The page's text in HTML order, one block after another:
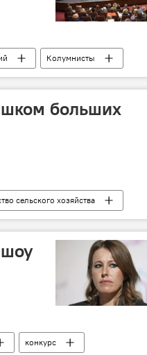
Колумнисты
больших
сельского хозяйства
конкурс